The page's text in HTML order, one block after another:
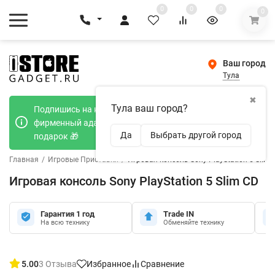
0 0 0 0
Ваш город
Тула
✖
Тула ваш город?
Да Выбрать другой город
Подпишись на наш телеграмм канал и получи
фирменный адаптер Type-C 20W при покупке в
подарок 🎁
Главная / Игровые Приставки / Игровая консоль Sony PlayStation 5 Slim
Игровая консоль Sony PlayStation 5 Slim CD
Гарантия 1 год
На всю технику
Trade IN
Обменяйте технику
5.003 Отзыва Избранное Сравнение